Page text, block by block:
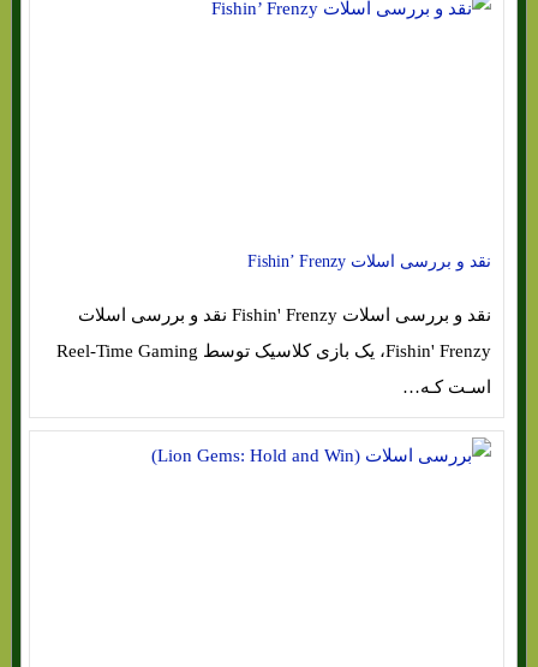
نقد و بررسی اسلات Fishin’ Frenzy
نقد و بررسی اسلات Fishin' Frenzy نقد و بررسی اسلات
Fishin' Frenzy، یک بازی کلاسیک توسط Reel-Time Gaming
اسـت کـه…